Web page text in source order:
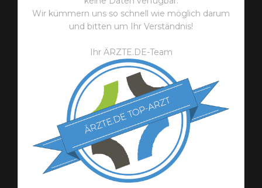
Wir kümmern uns so schnell wie möglich darum
und bitten um Ihr Verständnis!
Ihr ÄRZTE.DE-Team